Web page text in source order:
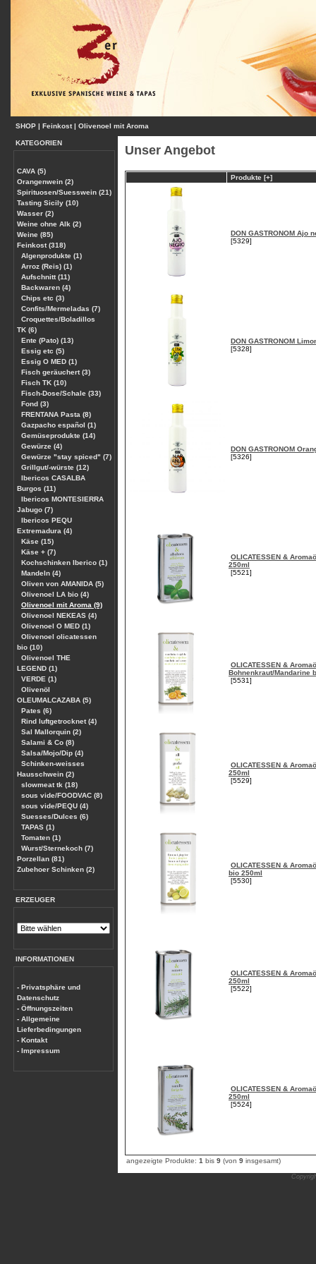
SHOP | Feinkost| Olivenoel mit Aroma
KATEGORIEN
CAVA (5)
Orangenwein (2)
Spirituosen/Suesswein (21)
Tasting Sicily (10)
Wasser (2)
Weine ohne Alk (2)
Weine (85)
Feinkost (318)
Algenprodukte (1)
Arroz (Reis) (1)
Aufschnitt (11)
Backwaren (4)
Chips etc (3)
Confits/Mermeladas (7)
Croquettes/Boladillos
TK (6)
Ente (Pato) (13)
Essig etc (5)
Essig O MED (1)
Fisch geräuchert (3)
Fisch TK (10)
Fisch-Dose/Schale (33)
Fond (3)
FRENTANA Pasta (8)
Gazpacho español (1)
Gemüseprodukte (14)
Gewürze (4)
Gewürze "stay spiced" (7)
Grillgut/-würste (12)
Ibericos CASALBA
Burgos (11)
Ibericos MONTESIERRA
Jabugo (7)
Ibericos PEQU
Extremadura (4)
Käse (15)
Käse + (7)
Kochschinken Iberico (1)
Mandeln (4)
Oliven von AMANIDA (5)
Olivenoel LA bio (4)
Olivenoel mit Aroma (9)
Olivenoel NEKEAS (4)
Olivenoel O MED (1)
Olivenoel olicatessen
bio (10)
Olivenoel THE
LEGEND (1)
VERDE (1)
Olivenöl
OLEUMALCAZABA (5)
Pates (6)
Rind luftgetrocknet (4)
Sal Mallorquin (2)
Salami & Co (8)
Salsa/Mojo/Dip (4)
Schinken-weisses
Hausschwein (2)
slowmeat tk (18)
sous vide/FOODVAC (8)
sous vide/PEQU (4)
Suesses/Dulces (6)
TAPAS (1)
Tomaten (1)
Wurst/Sternekoch (7)
Porzellan (81)
Zubehoer Schinken (2)
ERZEUGER
INFORMATIONEN
- Privatsphäre und
Datenschutz
- Öffnungszeiten
- Allgemeine
Lieferbedingungen
- Kontakt
- Impressum
Unser Angebot
Produkte [+]
DON GASTRONOM Ajo
[5329]
DON GASTRONOM
[5328]
DON GASTRONOM
[5326]
OLICATESSEN &
250ml
[5521]
OLICATESSEN &
Bohnenkraut/Mandarine
[5531]
OLICATESSEN &
250ml
[5529]
OLICATESSEN &
bio 250ml
[5530]
OLICATESSEN &
250ml
[5522]
OLICATESSEN &
250ml
[5524]
angezeigte Produkte: 1 bis 9 (von 9 insgesamt)